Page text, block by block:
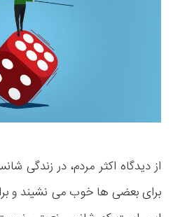
از دیدگاه اکثر مردم، در زندگی
برای بعضی ها خوب می نشیند و